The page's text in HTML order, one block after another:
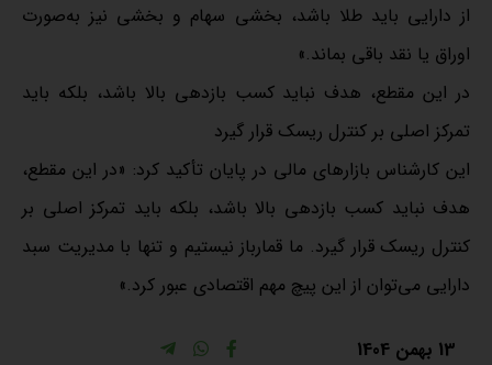
از دارایی باید طلا باشد، بخشی سهام و بخشی نیز به‌صورت
اوراق یا نقد باقی بماند.»
در این مقطع، هدف نباید کسب بازدهی بالا باشد، بلکه باید
تمرکز اصلی بر کنترل ریسک قرار گیرد
این کارشناس بازارهای مالی در پایان تأکید کرد: «در این مقطع،
هدف نباید کسب بازدهی بالا باشد، بلکه باید تمرکز اصلی بر
کنترل ریسک قرار گیرد. ما قمارباز نیستیم و تنها با مدیریت سبد
دارایی می‌توان از این پیچ مهم اقتصادی عبور کرد.»
13 بهمن 1404